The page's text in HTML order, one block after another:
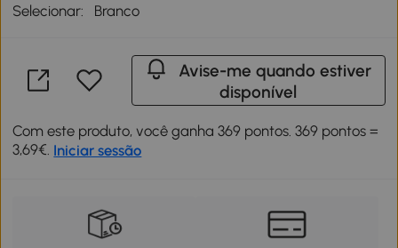
Selecionar: Branco
Avise-me quando estiver
disponível
Com este produto, você ganha 369 pontos. 369 pontos =
3,69€. Iniciar sessão